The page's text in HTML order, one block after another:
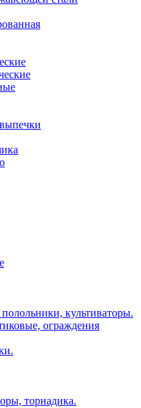
культиваторы.
ограждения
торнадика.